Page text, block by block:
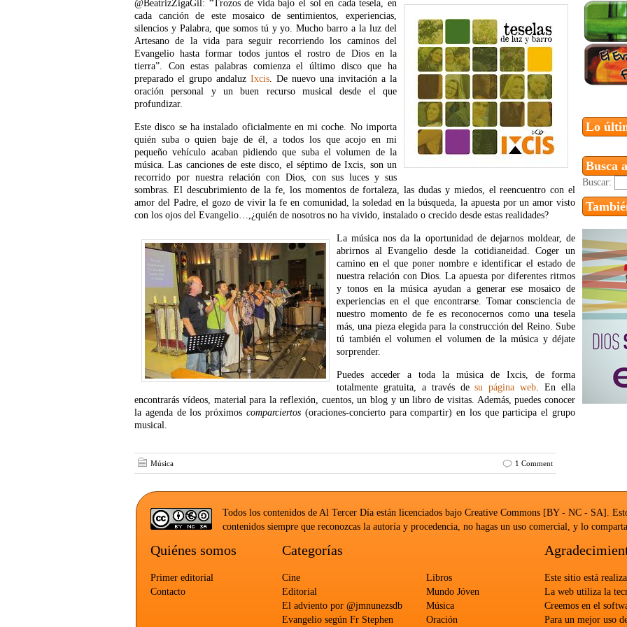
@BeatrizZigaGil: “Trozos de vida bajo el sol en cada tesela, en
cada canción de este mosaico de sentimientos, experiencias,
silencios y Palabra, que somos tú y yo. Mucho barro a la luz del
Artesano de la vida para seguir recorriendo los caminos del
Evangelio hasta formar todos juntos el rostro de Dios en la
tierra”. Con estas palabras comienza el último disco que ha
preparado el grupo andaluz Ixcis. De nuevo una invitación a la
oración personal y un buen recurso musical desde el que
profundizar.
Este disco se ha instalado oficialmente en mi coche. No importa
quién suba o quien baje de él, a todos los que acojo en mi
pequeño vehículo acaban pidiendo que suba el volumen de la
música. Las canciones de este disco, el séptimo de Ixcis, son un
recorrido por nuestra relación con Dios, con sus luces y sus
sombras. El descubrimiento de la fe, los momentos de fortaleza, las dudas y miedos, el reencuentro con el
amor del Padre, el gozo de vivir la fe en comunidad, la soledad en la búsqueda, la apuesta por un amor visto
con los ojos del Evangelio…,¿quién de nosotros no ha vivido, instalado o crecido desde estas realidades?
La música nos da la oportunidad de dejarnos moldear, de
abrirnos al Evangelio desde la cotidianeidad. Coger un
camino en el que poner nombre e identificar el estado de
nuestra relación con Dios. La apuesta por diferentes ritmos
y tonos en la música ayudan a generar ese mosaico de
experiencias en el que encontrarse. Tomar consciencia de
nuestro momento de fe es reconocernos como una tesela
más, una pieza elegida para la construcción del Reino. Sube
tú también el volumen el volumen de la música y déjate
sorprender.
Puedes acceder a toda la música de Ixcis, de forma
totalmente gratuita, a través desu página web. En ella
encontrarás vídeos, material para la reflexión, cuentos, un blog y un libro de visitas. Además, puedes conocer
la agenda de los próximos comparciertos(oraciones-concierto para compartir) en los que participa el grupo
musical.
Música 1 Comment
Lo
Busca
Buscar:
Todos los contenidos de Al Tercer Día están licenciados bajoCreative Commons [BY - NC - SA] .
contenidos siempre que reconozcas la autoría y procedencia, no hagas un uso comercial, y lo
Quiénes somos
Primer editorial
Contacto
Categorías
Cine
Editorial
El adviento por @jmnunezsdb
Evangelio según Fr Stephen
Libros
Mundo Jóven
Música
Oración
Este sitio está
La web utiliza la
Creemos en el
Para un mejor uso